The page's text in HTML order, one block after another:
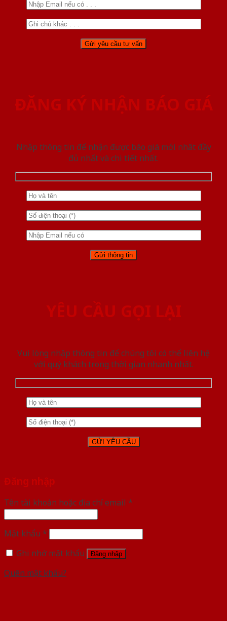
ĐĂNG KÝ NHẬN BÁO GIÁ
Nhập thông tin để nhận được báo giá mới nhât đầy
đủ nhất và chi tiết nhất.
YÊU CẦU GỌI LẠI
Vui lòng nhập thông tin để chúng tôi có thể liên hệ
với quý khách trong thời gian nhanh nhất.
Đăng nhập
Tên tài khoản hoặc địa chỉ email *
Mật khẩu *
Ghi nhớ mật khẩu
Đăng nhập
Quên mật khẩu?